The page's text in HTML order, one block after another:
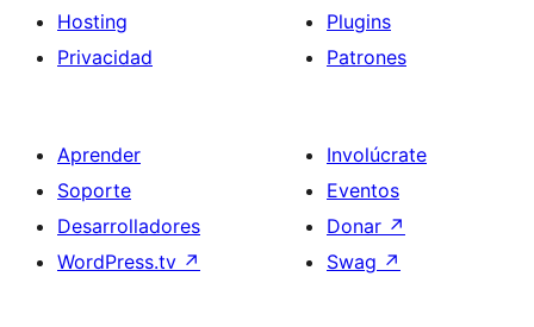
Hosting
Privacidad
Plugins
Patrones
Aprender
Soporte
Desarrolladores
WordPress.tv ↗
Involúcrate
Eventos
Donar ↗
Swag ↗